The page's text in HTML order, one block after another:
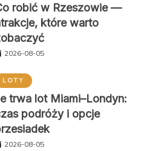
robić w Rzeszowie —
które warto
2026-08-05
LOTY
trwa lot Miami–Londyn:
podróży i opcje
2026-08-05